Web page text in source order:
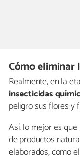
Cómo eliminar
Realmente, en la
insecticidas
peligro sus flores y
Así, lo mejor es
de productos
elaborados, como